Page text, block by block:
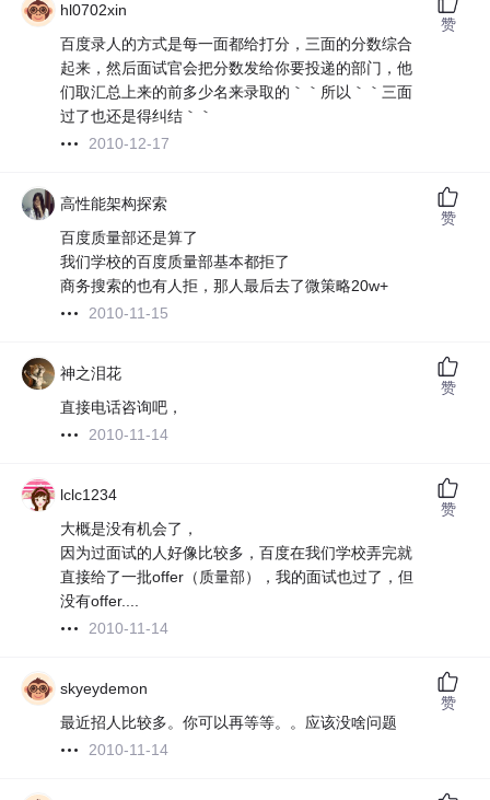
hl0702xin
百度录人的方式是每一面都给打分，三面的分数综合
起来，然后面试官会把分数发给你要投递的部门，他
们取汇总上来的前多少名来录取的｀｀所以｀｀三面
过了也还是得纠结｀｀
2010-12-17
赞
高性能架构探索
百度质量部还是算了
我们学校的百度质量部基本都拒了
商务搜索的也有人拒，那人最后去了微策略20w+
2010-11-15
赞
神之泪花
直接电话咨询吧，
2010-11-14
赞
lclc1234
大概是没有机会了，
因为过面试的人好像比较多，百度在我们学校弄完就
直接给了一批offer（质量部），我的面试也过了，但
没有offer....
2010-11-14
赞
skyeydemon
最近招人比较多。你可以再等等。。应该没啥问题
2010-11-14
赞